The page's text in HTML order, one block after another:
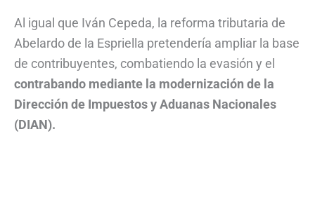
Al igual que Iván Cepeda, la reforma tributaria de
Abelardo de la Espriella pretendería ampliar la base
de contribuyentes, combatiendo la evasión y el
contrabando mediante la modernización de la
Dirección de Impuestos y Aduanas Nacionales
(DIAN).